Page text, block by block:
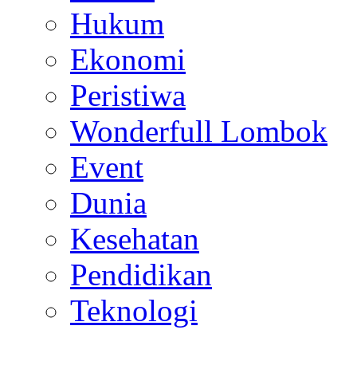
Hukum
Ekonomi
Peristiwa
Wonderfull Lombok
Event
Dunia
Kesehatan
Pendidikan
Teknologi